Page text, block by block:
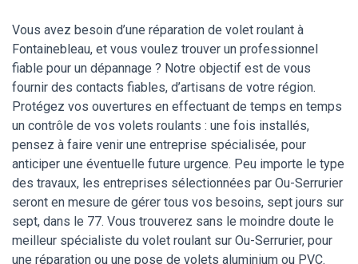
Vous avez besoin d’une réparation de volet roulant à
Fontainebleau, et vous voulez trouver un professionnel
fiable pour un dépannage ? Notre objectif est de vous
fournir des contacts fiables, d’artisans de votre région.
Protégez vos ouvertures en effectuant de temps en temps
un contrôle de vos volets roulants : une fois installés,
pensez à faire venir une entreprise spécialisée, pour
anticiper une éventuelle future urgence. Peu importe le type
des travaux, les entreprises sélectionnées par Ou-Serrurier
seront en mesure de gérer tous vos besoins, sept jours sur
sept, dans le 77. Vous trouverez sans le moindre doute le
meilleur spécialiste du volet roulant sur Ou-Serrurier, pour
une réparation ou une pose de volets aluminium ou PVC.